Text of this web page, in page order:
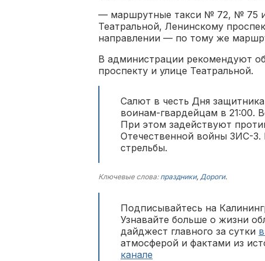
— маршрутные такси № 72, № 75
Театральной, Ленинскому
направлении — по тому же
В администрации рекомендуют
проспекту и улице Театральной.
Салют в честь Дня
воинам-гвардейцам в 21:00.
При этом задействуют
Отечественной войны ЗИС-3.
стрельбы.
Ключевые слова: праздники, Дороги.
Подписывайтесь на
Узнавайте больше о жизни
дайджест главного за сутки
атмосферой и фактами из
канале